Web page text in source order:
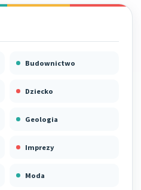
Budownictwo
Dziecko
Geologia
Imprezy
Moda